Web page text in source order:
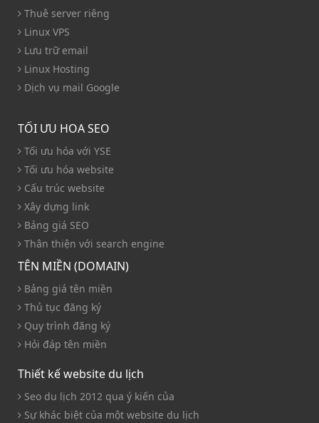
Thuê server riêng
Linux VPS
Lưu trữ email
Linux Hosting
Dịch vụ mail Google
TỐI ƯU HOA SEO
Tối ưu hóa với YSE
Tối ưu hóa website
Cấu trúc website
Xây dựng link
Bảng giá SEO
Thân thiện với search engine
TÊN MIỀN (DOMAIN)
Bảng giá tên miền
Thủ tục đăng ký
Quy trình đăng ký
Hỏi đáp tên miền
Thiết kế website du lịch
Seo du lịch 2012 qua ý kiến của
Sự khác biệt của một website du lịch